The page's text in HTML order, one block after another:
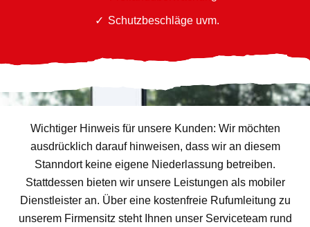
Schutzbeschläge uvm.
Wichtiger Hinweis für unsere Kunden: Wir möchten
ausdrücklich darauf hinweisen, dass wir an diesem
Stanndort keine eigene Niederlassung betreiben.
Stattdessen bieten wir unsere Leistungen als mobiler
Dienstleister an. Über eine kostenfreie Rufumleitung zu
unserem Firmensitz steht Ihnen unser Serviceteam rund